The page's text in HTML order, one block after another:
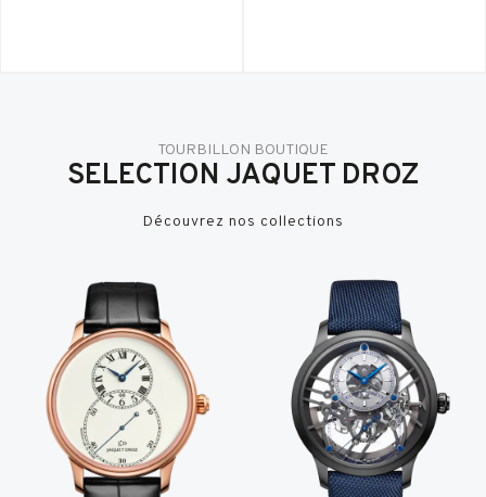
TOURBILLON BOUTIQUE
SELECTION JAQUET DROZ
Découvrez nos collections